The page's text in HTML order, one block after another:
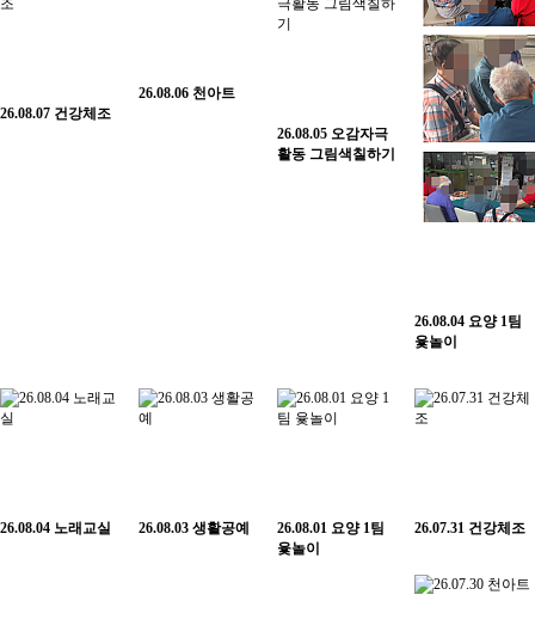
26.08.07 건강체조
26.08.06 천아트
26.08.05 오감자극
활동 그림색칠하기
26.08.04 요양 1팀
윷놀이
26.08.04 노래교실 26.08.03 생활공예
26.08.01 요양 1팀
윷놀이
26.07.31 건강체조